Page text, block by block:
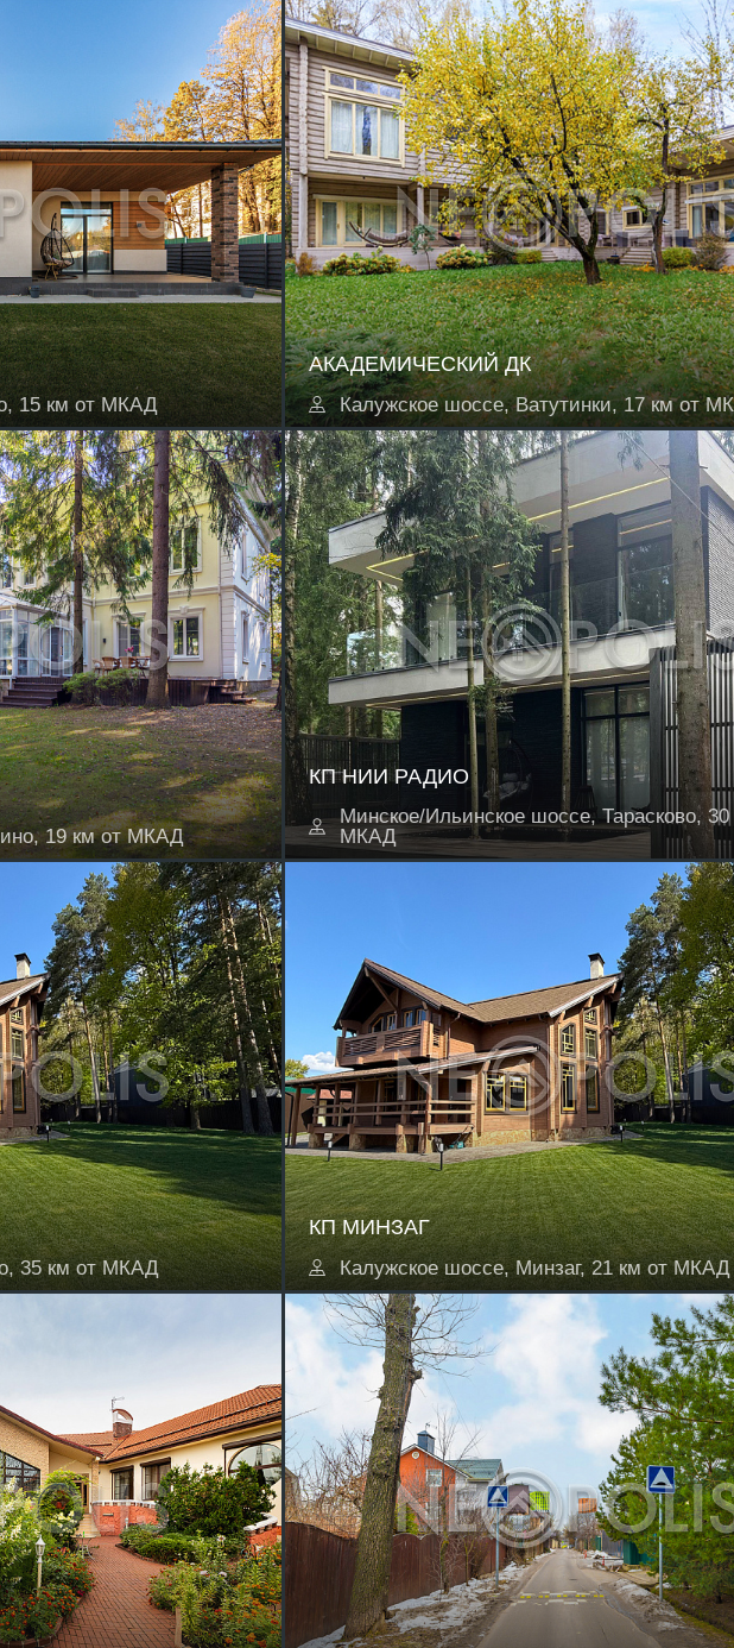
15 км от МКАД
АКАДЕМИЧЕСКИЙ ДК
Калужское шоссе, Ватутинки, 17 км от
19 км от МКАД
КП НИИ РАДИО
Минское/Ильинское шоссе, Тарасково, 30
МКАД
35 км от МКАД
КП МИНЗАГ
Калужское шоссе, Минзаг, 21 км от МКАД